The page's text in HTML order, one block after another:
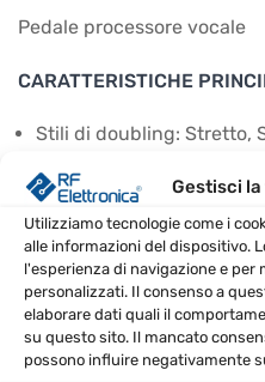
Gestisci
Utilizziamo tecnologie come i
alle informazioni del dispositivo.
l'esperienza di navigazione e per
personalizzati. Il consenso a
elaborare dati quali il
su questo sito. Il mancato
possono influire negativamente
Pedale processore vocale
CARATTERISTICHE
Stili di doubling: Stretto,
USB per firmware e
Controllo mic usando
CONTENUTO DELLA
Alimentazione elettrica
Cavo USB